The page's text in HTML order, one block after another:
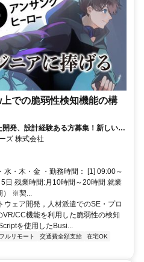
での脆弱性検知機能の構
発、設計経験ある方募集！新しい技
迎！完全在宅のお仕事★
ズ 株式会社
水・木・金 ・勤務時間： [1] 09:00～
日 残業時間:月10時間～20時間 就業
※契...
ウェア開発，人材派遣でのSE・プロ
CC機能を利用した脆弱性の検知
を使用したBusi...
フルリモート 交通費全額支給
在宅OK